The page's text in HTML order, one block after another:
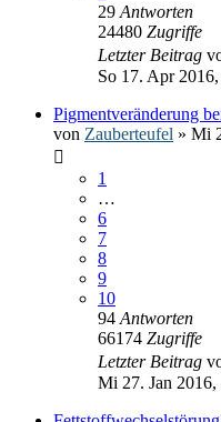
29 Antworten
24480 Zugriffe
Letzter Beitrag
So 17. Apr
Pigmentveränderung
von Zauberteufel » Mi
1
…
6
7
8
9
10
94 Antworten
66174 Zugriffe
Letzter Beitrag
Mi 27. Jan 2016,